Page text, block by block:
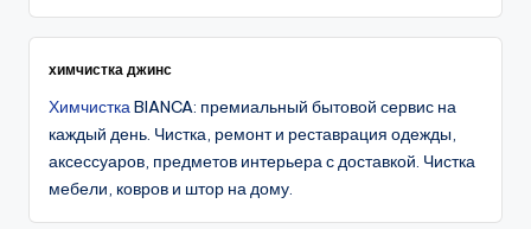
химчистка джинс
ХимчисткаBIANCA: премиальный бытовой сервис на
каждый день. Чистка, ремонт и реставрация одежды,
аксессуаров, предметов интерьера с доставкой. Чистка
мебели, ковров и штор на дому.